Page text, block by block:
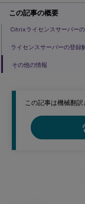
この記事は機械翻
この記事の概要
Citrixライセンスサーバー
ライセンスサーバーの登録
その他の情報